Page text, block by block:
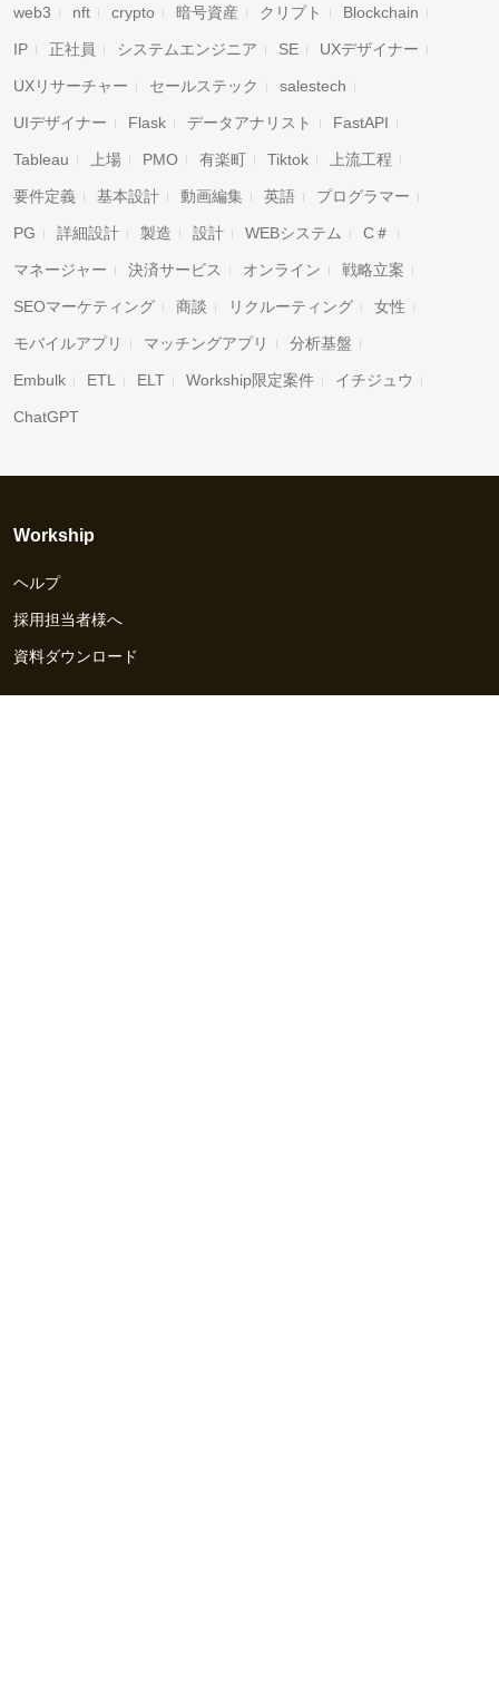
web3 nft crypto 暗号資産 クリプト Blockchain
IP 正社員 システムエンジニア SE UXデザイナー
UXリサーチャー セールステック salestech
UIデザイナー Flask データアナリスト FastAPI
Tableau 上場 PMO 有楽町 Tiktok 上流工程
要件定義 基本設計 動画編集 英語 プログラマー
PG 詳細設計 製造 設計 WEBシステム C＃
マネージャー 決済サービス オンライン 戦略立案
SEOマーケティング 商談 リクルーティング 女性
モバイルアプリ マッチングアプリ 分析基盤
Embulk ETL ELT Workship限定案件 イチジュウ
ChatGPT
Workship
ヘルプ
採用担当者様へ
資料ダウンロード